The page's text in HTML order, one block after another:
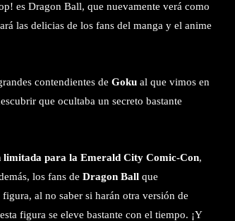
es Dragon Ball, que nuevamente verá como
las delicias de los fans del manga y el anime
contendientes de Goku al que vimos en
que ocultaba un secreto bastante
limitada para la Emerald City Comic-Con,
los fans de Dragon Ball que
al no saber si harán otra versión de
figura se eleve bastante con el tiempo. ¡Y